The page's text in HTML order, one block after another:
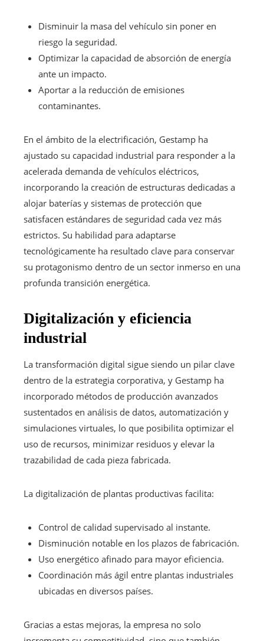
Disminuir la masa del vehículo sin poner en
riesgo la seguridad.
Optimizar la capacidad de absorción de energía
ante un impacto.
Aportar a la reducción de emisiones
contaminantes.
En el ámbito de la electrificación, Gestamp ha
ajustado su capacidad industrial para responder a la
acelerada demanda de vehículos eléctricos,
incorporando la creación de estructuras dedicadas a
alojar baterías y sistemas de protección que
satisfacen estándares de seguridad cada vez más
estrictos. Su habilidad para adaptarse
tecnológicamente ha resultado clave para conservar
su protagonismo dentro de un sector inmerso en una
profunda transición energética.
Digitalización y eficiencia
industrial
La transformación digital sigue siendo un pilar clave
dentro de la estrategia corporativa, y Gestamp ha
incorporado métodos de producción avanzados
sustentados en análisis de datos, automatización y
simulaciones virtuales, lo que posibilita optimizar el
uso de recursos, minimizar residuos y elevar la
trazabilidad de cada pieza fabricada.
La digitalización de plantas productivas facilita:
Control de calidad supervisado al instante.
Disminución notable en los plazos de fabricación.
Uso energético afinado para mayor eficiencia.
Coordinación más ágil entre plantas industriales
ubicadas en diversos países.
Gracias a estas mejoras, la empresa no solo